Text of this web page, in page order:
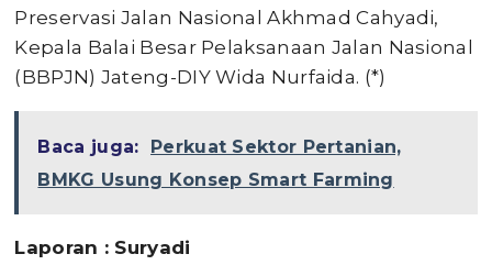
Preservasi Jalan Nasional Akhmad Cahyadi,
Kepala Balai Besar Pelaksanaan Jalan Nasional
(BBPJN) Jateng-DIY Wida Nurfaida. (*)
Baca juga:
Perkuat Sektor Pertanian,
BMKG Usung Konsep Smart Farming
Laporan : Suryadi